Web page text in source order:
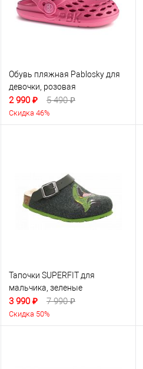
Обувь пляжная Pablosky для
девочки, розовая
2 990 ₽ 5 490 ₽
Скидка 46%
Тапочки SUPERFIT для
мальчика, зеленые
3 990 ₽ 7 990 ₽
Скидка 50%